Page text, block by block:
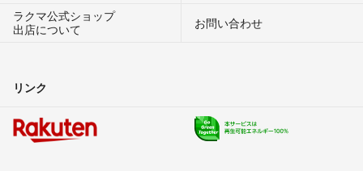
ラクマ公式ショップ
出店について
お問い合わせ
リンク